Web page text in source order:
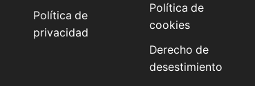
Política de
privacidad
Política de
cookies
Derecho de
desestimiento